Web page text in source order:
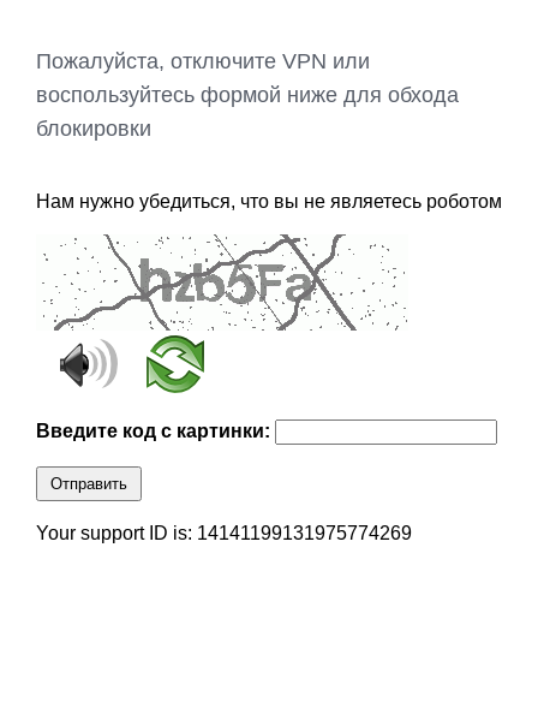
Пожалуйста, отключите VPN или
воспользуйтесь формой ниже для обхода
блокировки
Нам нужно убедиться, что вы не являетесь роботом
Введите код с картинки:
Отправить
Your support ID is: 14141199131975774269